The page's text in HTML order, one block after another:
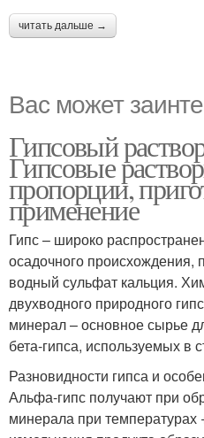
читать дальше →
Вас может
Гипсовый
Гипсовые
пропорции,
применение
Гипс – широко
осадочного
водный сульфат кальция.
двухводного природного
минерал – основное сырье
бета-гипса, используемых в
Разновидности гипса и
Альфа-гипс получают при
минерала при